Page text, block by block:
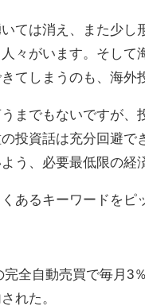
ては消え、また少
々がいます。そして
てしまうのも、海外
までもないですが、
投資話は充分回避
う、必要最低限の経
あるキーワードをピ
完全自動売買で毎月3
れた。